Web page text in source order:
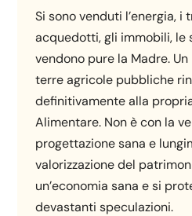
Si sono venduti l’energia, i
acquedotti, gli immobili, le
vendono pure la Madre.
terre agricole pubbliche
definitivamente alla
Alimentare. Non è con la
progettazione sana e
valorizzazione del
un’economia sana e si
devastanti speculazioni.